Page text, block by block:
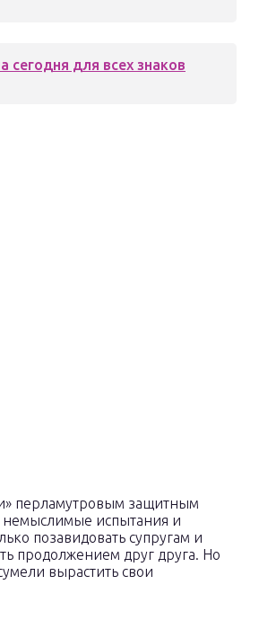
сегодня для всех знаков
перламутровым защитным
немыслимые испытания и
позавидовать супругам и
продолжением друг друга. Но
вырастить свои